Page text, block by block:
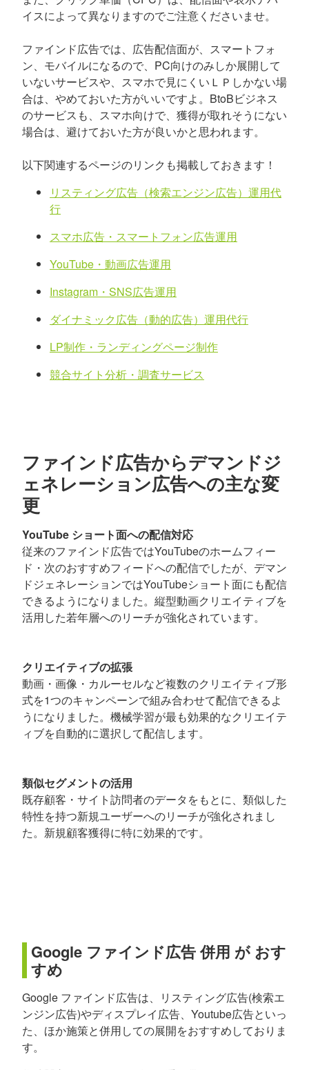
イスによって異なりますのでご注意くださいませ。
ファインド広告では、広告配信面が、スマートフォ
ン、モバイルになるので、PC向けのみしか展開して
いないサービスや、スマホで見にくいＬＰしかない場
合は、やめておいた方がいいですよ。BtoBビジネス
のサービスも、スマホ向けで、獲得が取れそうにない
場合は、避けておいた方が良いかと思われます。
以下関連するページのリンクも掲載しておきます！
リスティング広告（検索エンジン広告）運用代
行
スマホ広告・スマートフォン広告運用
YouTube・動画広告運用
Instagram・SNS広告運用
ダイナミック広告（動的広告）運用代行
LP制作・ランディングページ制作
競合サイト分析・調査サービス
ファインド広告からデマンドジ
ェネレーション広告への主な変
更
YouTube ショート面への配信対応
従来のファインド広告ではYouTubeのホームフィー
ド・次のおすすめフィードへの配信でしたが、デマン
ドジェネレーションではYouTubeショート面にも配信
できるようになりました。縦型動画クリエイティブを
活用した若年層へのリーチが強化されています。
クリエイティブの拡張
動画・画像・カルーセルなど複数のクリエイティブ形
式を1つのキャンペーンで組み合わせて配信できるよ
うになりました。機械学習が最も効果的なクリエイテ
ィブを自動的に選択して配信します。
類似セグメントの活用
既存顧客・サイト訪問者のデータをもとに、類似した
特性を持つ新規ユーザーへのリーチが強化されまし
た。新規顧客獲得に特に効果的です。
Google ファインド広告 併用 が おす
すめ
Google ファインド広告は、リスティング広告(検索エ
ンジン広告)やディスプレイ広告、Youtube広告といっ
た、ほか施策と併用しての展開をおすすめしておりま
す。